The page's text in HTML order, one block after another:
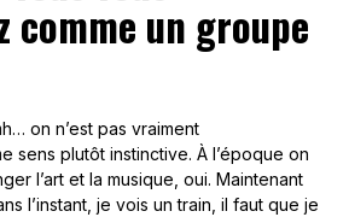
comme un groupe
on n’est pas vraiment
sens plutôt instinctive. À l’époque on
l’art et la musique, oui. Maintenant
l’instant, je vois un train, il faut que je